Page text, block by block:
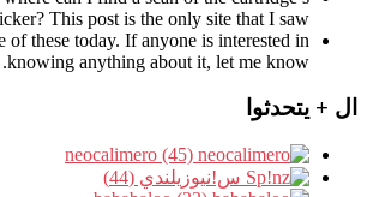
This post is the only site that I saw...
of these today. If anyone is interested in
knowing anything about it, let me know.
ال + يتحدثوا
س!نيوزيلندي (44)